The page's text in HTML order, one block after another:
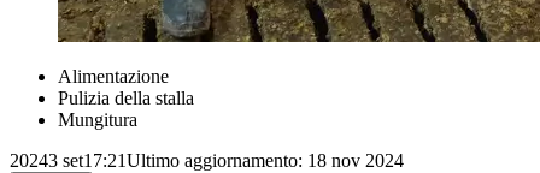
Alimentazione
Pulizia della stalla
Mungitura
20243 set17:21Ultimo aggiornamento: 18 nov 2024